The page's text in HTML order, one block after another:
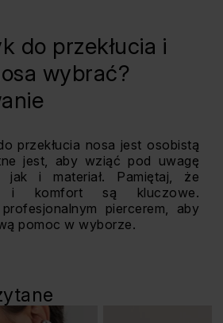
do przekłucia i
wybrać?
przekłucia nosa jest osobistą
jest, aby wziąć pod uwagę
jak i materiał. Pamiętaj, że
i komfort są kluczowe.
piercerem, aby
pomoc w wyborze.